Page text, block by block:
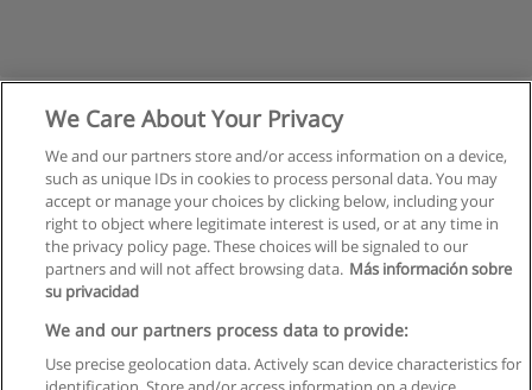
Regras de uso
Privacidade de dados
We Care About Your Privacy
We and our partners store and/or access information on a device,
such as unique IDs in cookies to process personal data. You may
accept or manage your choices by clicking below, including your
right to object where legitimate interest is used, or at any time in
the privacy policy page. These choices will be signaled to our
partners and will not affect browsing data. Más información sobre
su privacidad
We and our partners process data to provide:
Use precise geolocation data. Actively scan device characteristics for